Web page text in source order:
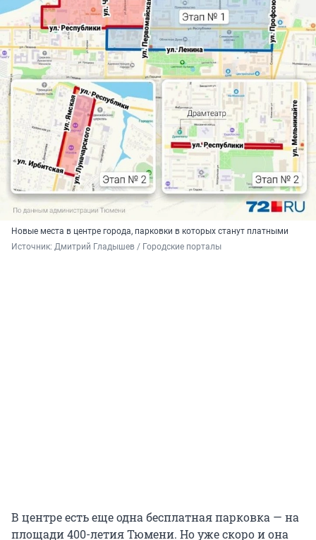
Новые места в центре города, парковки в которых станут платными
Источник: Дмитрий Гладышев / Городские порталы
В центре есть еще одна бесплатная парковка — на
площади 400-летия Тюмени. Но уже скоро и она